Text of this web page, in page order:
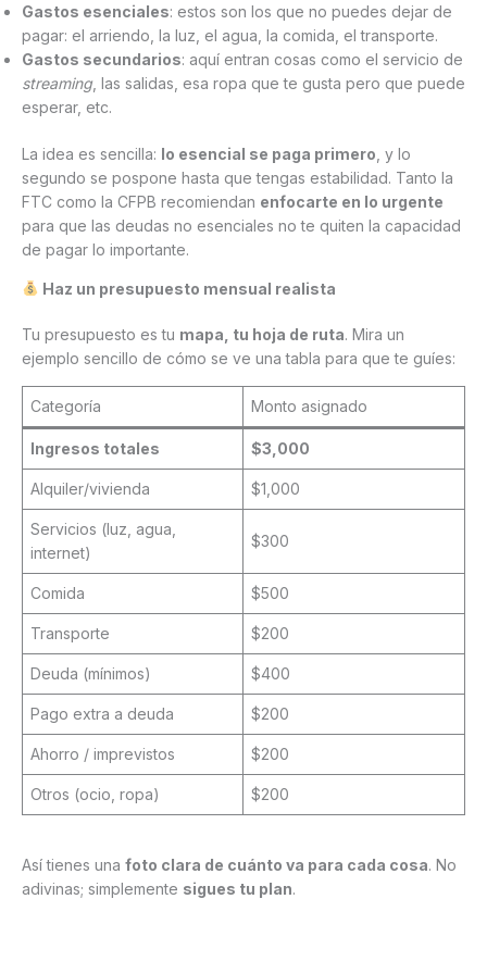
Gastos esenciales: estos son los que no puedes dejar de
pagar: el arriendo, la luz, el agua, la comida, el transporte.
Gastos secundarios: aquí entran cosas como el servicio de
streaming, las salidas, esa ropa que te gusta pero que puede
esperar, etc.
La idea es sencilla: lo esencial se paga primero , y lo
segundo se pospone hasta que tengas estabilidad. Tanto la
FTC como la CFPB recomiendan enfocarte en lo urgente
para que las deudas no esenciales no te quiten la capacidad
de pagar lo importante.
Haz un presupuesto mensual realista
Tu presupuesto es tu mapa, tu hoja de ruta. Mira un
ejemplo sencillo de cómo se ve una tabla para que te guíes:
Categoría Monto asignado
Ingresos totales $3,000
Alquiler/vivienda $1,000
Servicios (luz, agua,
internet)
$300
Comida $500
Transporte $200
Deuda (mínimos) $400
Pago extra a deuda $200
Ahorro / imprevistos $200
Otros (ocio, ropa) $200
Así tienes una foto clara de cuánto va para cada cosa. No
adivinas; simplemente sigues tu plan.